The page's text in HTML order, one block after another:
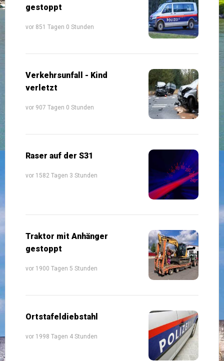
gestoppt
vor 851 Tagen 0 Stunden
Verkehrsunfall - Kind
verletzt
vor 907 Tagen 0 Stunden
Raser auf der S31
vor 1582 Tagen 3 Stunden
Traktor mit Anhänger
gestoppt
vor 1900 Tagen 5 Stunden
Ortstafeldiebstahl
vor 1998 Tagen 4 Stunden